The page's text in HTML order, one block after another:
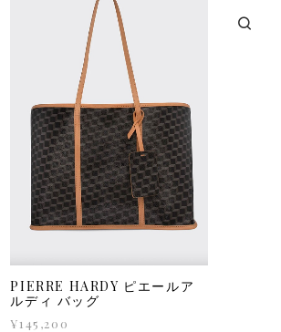
PIERRE HARDY ピエールア
ルディ バッグ
¥145,200